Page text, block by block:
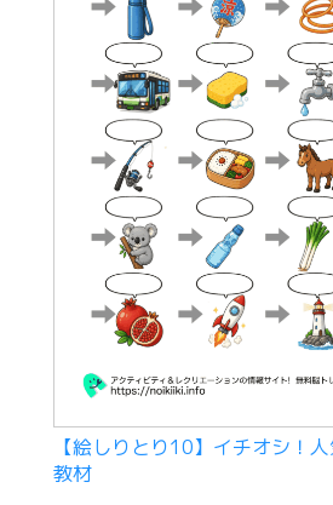
【絵しりとり10】イチオシ！
教材